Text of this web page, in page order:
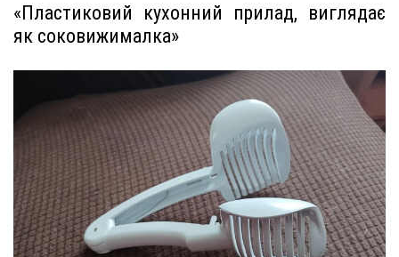
«Пластиковий кухонний прилад, виглядає
як соковижималка»